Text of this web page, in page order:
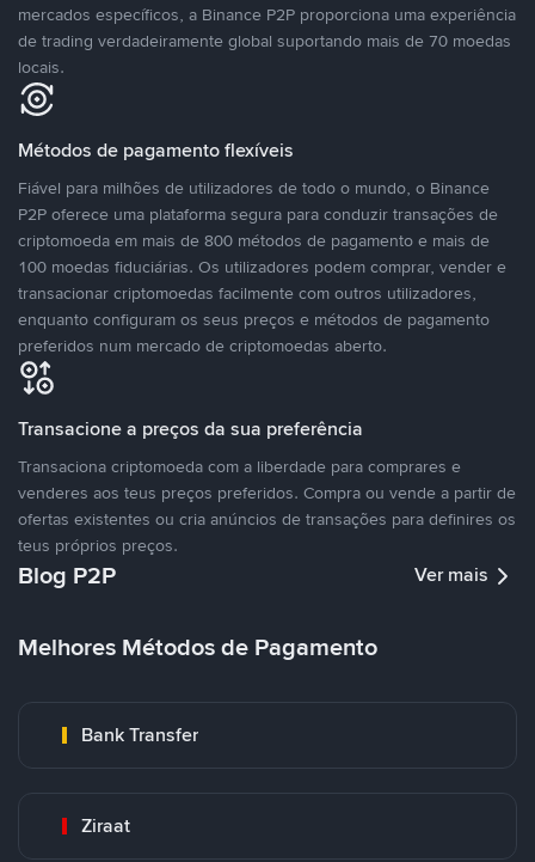
mercados específicos, a Binance P2P proporciona uma experiência
de trading verdadeiramente global suportando mais de 70 moedas
locais.
Métodos de pagamento flexíveis
Fiável para milhões de utilizadores de todo o mundo, o Binance
P2P oferece uma plataforma segura para conduzir transações de
criptomoeda em mais de 800 métodos de pagamento e mais de
100 moedas fiduciárias. Os utilizadores podem comprar, vender e
transacionar criptomoedas facilmente com outros utilizadores,
enquanto configuram os seus preços e métodos de pagamento
preferidos num mercado de criptomoedas aberto.
Transacione a preços da sua preferência
Transaciona criptomoeda com a liberdade para comprares e
venderes aos teus preços preferidos. Compra ou vende a partir de
ofertas existentes ou cria anúncios de transações para definires os
teus próprios preços.
Blog P2P Ver mais
Melhores Métodos de Pagamento
Bank Transfer
Ziraat